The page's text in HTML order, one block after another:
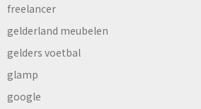
freelancer
gelderland meubelen
gelders voetbal
glamp
google